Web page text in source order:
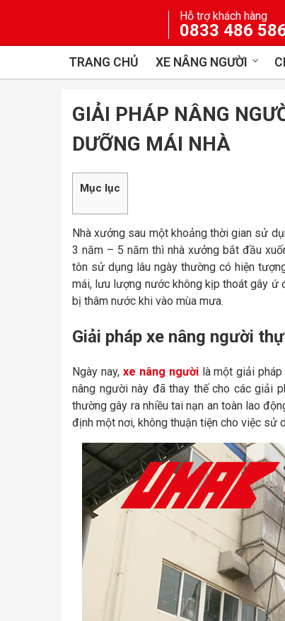
Hỗ trợ khách hàng
0833 486
TRANG CHỦ XE NÂNG NGƯỜI
GIẢI PHÁP NÂNG
DƯỠNG MÁI NHÀ
Mục lục
Nhà xưởng sau một khoảng thời gian sử
3 năm – 5 năm thì nhà xưởng bắt đầu
tôn sử dụng lâu ngày thường có hiện
mái, lưu lượng nước không kịp thoát gây ứ
bị thâm nước khi vào mùa mưa.
Giải pháp xe nâng người
Ngày nay, xe nâng ngườilà một giải pháp
nâng người này đã thay thế cho các giải
thường gây ra nhiều tai nạn an toàn lao
định một nơi, không thuận tiện cho việc sử